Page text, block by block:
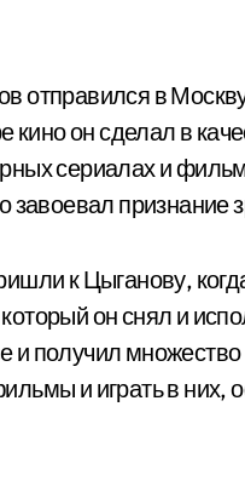
отправился в
он сделал в
сериалах и
признание
к Цыганову,
он снял и
получил множество
и играть в них,